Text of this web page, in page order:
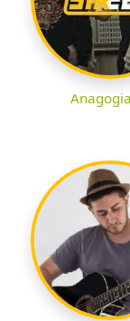
Anagogia